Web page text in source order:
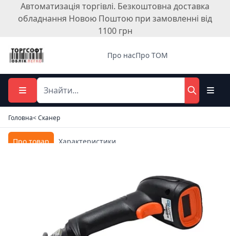
Автоматизація торгівлі. Безкоштовна доставка
обладнання Новою Поштою при замовленні від
1100 грн
Про насПро ТОМ
Головна< Сканер
Про товар Характеристики